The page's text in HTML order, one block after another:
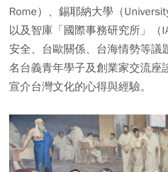
Rome）、錫耶納大學（
以及智庫「國際事務研究所」（
安全、台歐關係、台海情勢等議
名台義青年學子及創業家交流座
宣介台灣文化的心得與經驗。